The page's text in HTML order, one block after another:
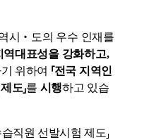
시 ‧ 도의 우수 인재를
역대표성을 강화하고,
위하여 ⸢전국 지역인
도⸥를 시행하고 있습
직원 선발시험 제도 ⸥